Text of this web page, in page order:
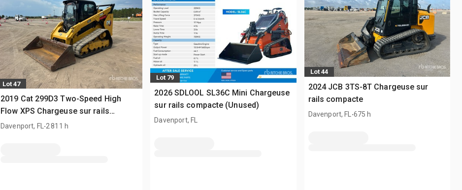
Lot 47
2019 Cat 299D3 Two-Speed High
Flow XPS Chargeuse sur rails
compacte
Davenport, FL.2 811 h
Lot 79
2026 SDLOOL SL36C Mini Chargeuse
sur rails compacte (Unused)
Davenport, FL
Lot 44
2024 JCB 3TS-8T Chargeuse sur
rails compacte
Davenport, FL .675 h